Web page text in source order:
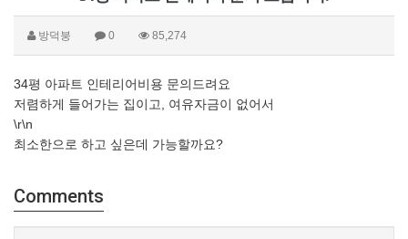
방덕붕 0 85,274
34평 아파트 인테리어비용 문의드려요
저렴하게 들어가는 집이고, 여유자금이 없어서
\r\n
최소한으로 하고 싶은데 가능할까요?
Comments